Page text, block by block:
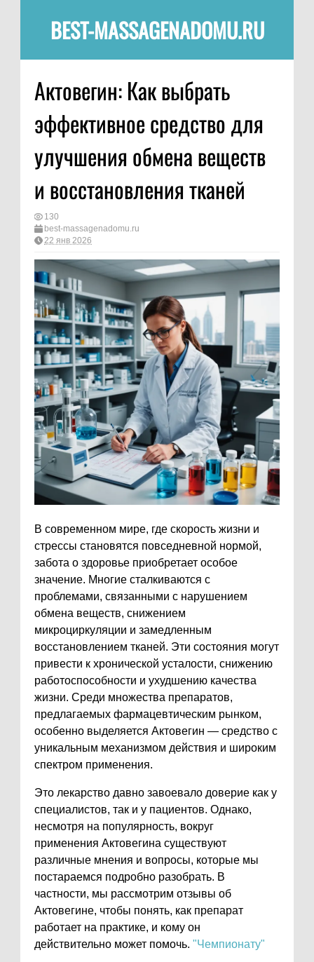
BEST-MASSAGENADOMU.RU
Актовегин: Как выбрать
эффективное средство для
улучшения обмена веществ
и восстановления тканей
130
best-massagenadomu.ru
22 янв 2026
В современном мире, где скорость жизни и
стрессы становятся повседневной нормой,
забота о здоровье приобретает особое
значение. Многие сталкиваются с
проблемами, связанными с нарушением
обмена веществ, снижением
микроциркуляции и замедленным
восстановлением тканей. Эти состояния могут
привести к хронической усталости, снижению
работоспособности и ухудшению качества
жизни. Среди множества препаратов,
предлагаемых фармацевтическим рынком,
особенно выделяется Актовегин — средство с
уникальным механизмом действия и широким
спектром применения.
Это лекарство давно завоевало доверие как у
специалистов, так и у пациентов. Однако,
несмотря на популярность, вокруг
применения Актовегина существуют
различные мнения и вопросы, которые мы
постараемся подробно разобрать. В
частности, мы рассмотрим отзывы об
Актовегине, чтобы понять, как препарат
работает на практике, и кому он
действительно может помочь. "Чемпионату"